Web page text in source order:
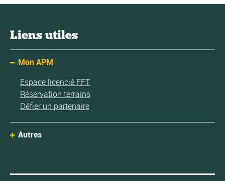
Liens utiles
Mon APM
Espace licencié FFT
Réservation terrains
Défier un partenaire
Autres